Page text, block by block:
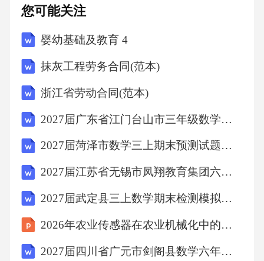
理部门履职情况，对全公司安全生产工作负综
与部门安全负责人的职责区分部门安全负责人
负责本部门安全生产主体责任，落实具体安全
部门安全负责人制定执行安全计划，监督跨部
门安全协作，对公司整体安全管理体系运行效
果负责。
与安全专职管理人员的职责区分安全专职管理
人员负责安全生产制度执行、现场检查、培训
组织等具体事务性工作；安全副社长负责决策
您可能关注
婴幼基础及教育 4
抹灰工程劳务合同(范本)
浙江省劳动合同(范本)
2027届广东省江门台山市三年级数学第一学期期末复习检测模拟试题含解析
2027届菏泽市数学三上期末预测试题含解析
2027届江苏省无锡市凤翔教育集团六年级数学第一学期期末统考模拟试题含解析
2027届武定县三上数学期末检测模拟试题含解析
2026年农业传感器在农业机械化中的集成
2027届四川省广元市剑阁县数学六年级第一学期期末考试模拟试题含解析